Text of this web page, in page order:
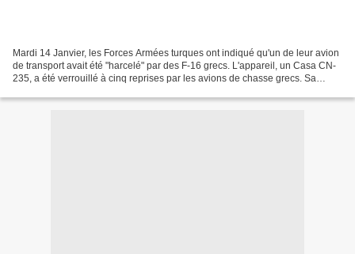
Mardi 14 Janvier, les Forces Armées turques ont indiqué qu'un de leur avion
de transport avait été "harcelé" par des F-16 grecs. L'appareil, un Casa CN-
235, a été verrouillé à cinq reprises par les avions de chasse grecs. Sa